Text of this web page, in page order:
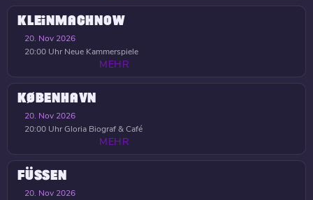
KLEINMACHNOW
20. Nov 2026
20:00 Uhr Neue Kammerspiele
MEHR
KØBENHAVN
20. Nov 2026
20:00 UhrGloria Biograf & Café
MEHR
FÜSSEN
20. Nov 2026